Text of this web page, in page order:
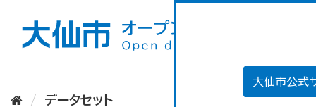
大仙市公式
データセット